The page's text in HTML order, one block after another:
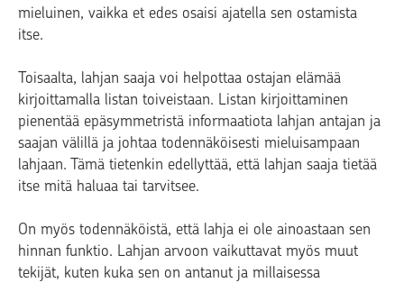
mieluinen, vaikka et edes osaisi ajatella sen ostamista
itse.
Toisaalta, lahjan saaja voi helpottaa ostajan elämää
kirjoittamalla listan toiveistaan. Listan kirjoittaminen
pienentää epäsymmetristä informaatiota lahjan antajan ja
saajan välillä ja johtaa todennäköisesti mieluisampaan
lahjaan. Tämä tietenkin edellyttää, että lahjan saaja tietää
itse mitä haluaa tai tarvitsee.
On myös todennäköistä, että lahja ei ole ainoastaan sen
hinnan funktio. Lahjan arvoon vaikuttavat myös muut
tekijät, kuten kuka sen on antanut ja millaisessa